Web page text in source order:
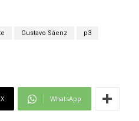
Gustavo Sáenz p3
X WhatsApp